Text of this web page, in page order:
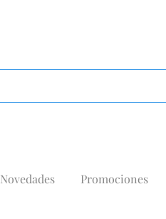
Novedades Promociones